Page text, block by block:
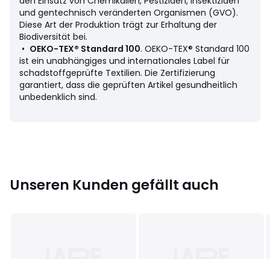
und gentechnisch veränderten Organismen (GVO).
Diese Art der Produktion trägt zur Erhaltung der
Biodiversität bei.
• OEKO-TEX® Standard 100. OEKO-TEX® Standard 100
ist ein unabhängiges und internationales Label für
schadstoffgeprüfte Textilien. Die Zertifizierung
garantiert, dass die geprüften Artikel gesundheitlich
unbedenklich sind.
Unseren Kunden gefällt auch